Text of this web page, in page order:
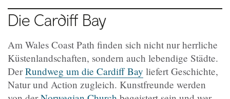
Die Cardiff Bay
Am Wales Coast Path finden sich nicht nur herrliche
Küstenlandschaften, sondern auch lebendige Städte.
DerRundweg um die Cardiff Bay liefert Geschichte,
Natur und Action zugleich. Kunstfreunde werden